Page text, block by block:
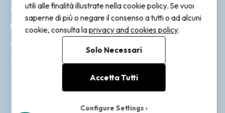
Account
Ordini
Wishlist
Tracking
utili alle finalità illustrate nella cookie policy. Se vuoi
saperne di più o negare il consenso a tutti o ad alcuni
cookie, consulta laprivacy and cookies policy.
Solo Necessari
Accetta Tutti
Configure Settings